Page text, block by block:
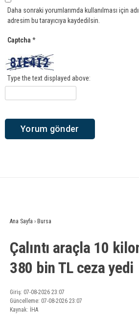
Daha sonraki yorumlarımda kullanılması için
adresim bu tarayıcıya kaydedilsin.
Captcha *
Type the text displayed above:
Ana Sayfa › Bursa
Çalıntı araçla 10
380 bin TL ceza yedi
Giriş: 07-08-2026 23:07
Güncelleme: 07-08-2026 23:07
Kaynak: İHA